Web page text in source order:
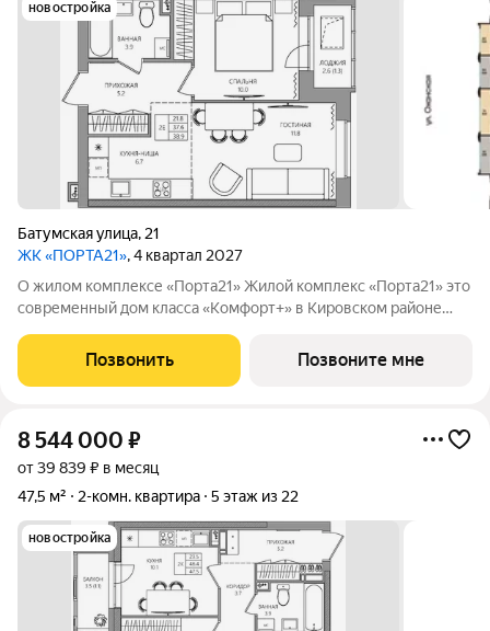
новостройка
Батумская улица, 21
ЖК «ПОРТА21», 4 квартал 2027
О жилом комплексе «Порта21» Жилой комплекс «Порта21» это
современный дом класса «Комфорт+» в Кировском районе
баланс между городской жизнью и ощущением спокойствия.
Виды на Каму и близость
Позвонить Позвоните мне
8 544 000 ₽
от 39 839 ₽ в месяц
47,5 м²
2-комн. квартира 5 этаж из 22
новостройка